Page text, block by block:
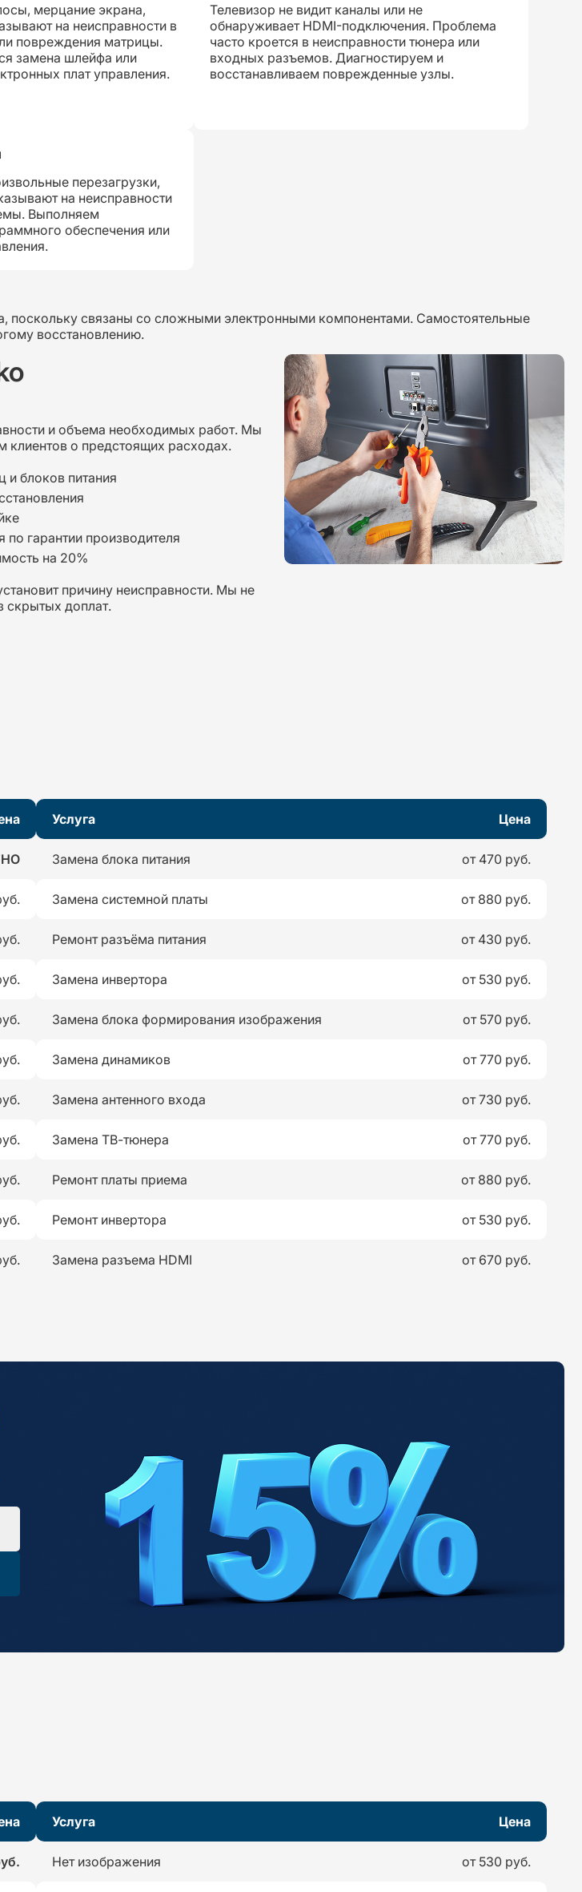
мерцание экрана,
на неисправности в
повреждения матрицы.
замена шлейфа или
плат управления.
Телевизор не видит каналы или не
обнаруживает HDMI-подключения. Проблема
часто кроется в неисправности тюнера или
входных разъемов. Диагностируем и
восстанавливаем поврежденные узлы.
перезагрузки,
на неисправности
Выполняем
обеспечения или
поскольку связаны со сложными электронными компонентами. Самостоятельные
восстановлению.
и объема необходимых работ. Мы
клиентов о предстоящих расходах.
и блоков питания
гарантии производителя
на 20%
причину неисправности. Мы не
скрытых доплат.
Услуга Цена
Замена блока питания от 470 руб.
Замена системной платы от 880 руб.
Ремонт разъёма питания от 430 руб.
Замена инвертора от 530 руб.
Замена блока формирования изображения от 570 руб.
Замена динамиков от 770 руб.
Замена антенного входа от 730 руб.
Замена ТВ-тюнера от 770 руб.
Ремонт платы приема от 880 руб.
Ремонт инвертора от 530 руб.
Замена разъема HDMI от 670 руб.
Услуга Цена
Нет изображения от 530 руб.